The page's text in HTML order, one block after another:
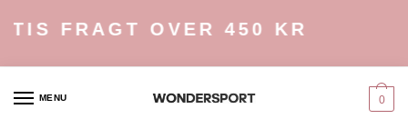
FRAGT OVER 450 KR
MENU 0